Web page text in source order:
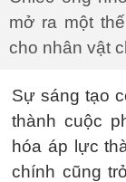
mở ra một
cho nhân vật
Sự sáng tạo
thành cuộc
hóa áp lực
chính cũng